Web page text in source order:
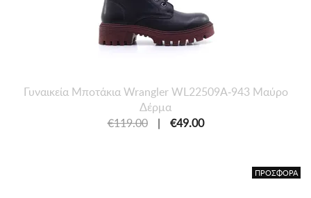
Γυναικεία Μποτάκια Wrangler WL22509A-943 Μαύρο
Δέρμα
€119.00
| €49.00
ΠΡΟΣΦΟΡΑ